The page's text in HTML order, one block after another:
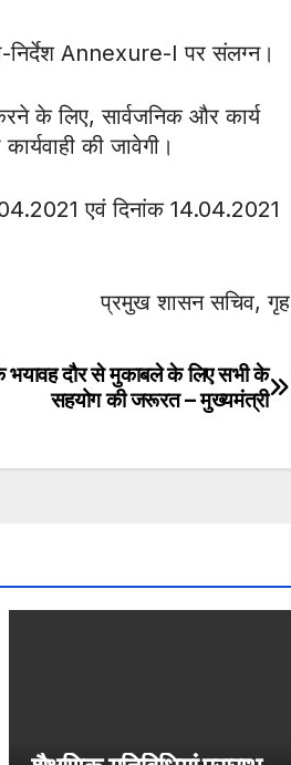
Annexure-I पर संलग्न।
के लिए, सार्वजनिक और कार्य
की जावेगी।
एवं दिनांक 14.04.2021
प्रमुख शासन सचिव, गृह
भयावह दौर से मुकाबले के लिए सभी के
सहयोग की जरूरत – मुख्यमंत्री